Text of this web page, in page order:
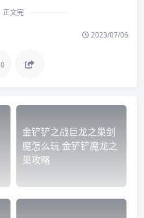
正文完
2023/07/06
0
金铲铲之战巨龙之巢剑
魔怎么玩 金铲铲魔龙之
巢攻略